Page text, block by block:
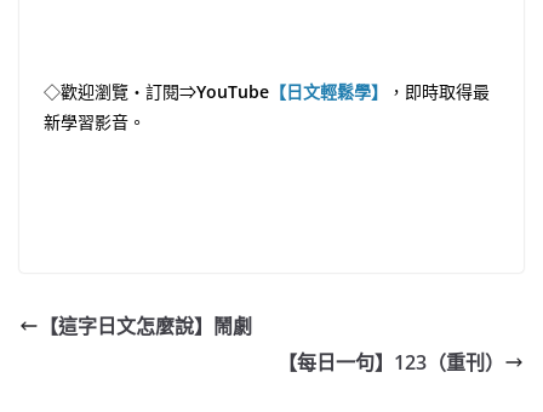
◇歡迎瀏覽・訂閱⇒YouTube 【日文輕鬆學】
，即時取得最
新學習影音。
【這字日文怎麼說】鬧劇
【每日一句】123（重刊）